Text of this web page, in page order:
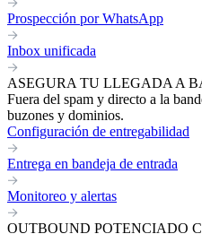
Prospección por WhatsApp
Inbox unificada
ASEGURA TU LLEGADA A
Fuera del spam y directo a la
buzones y dominios.
Configuración de entregabilidad
Entrega en bandeja de entrada
Monitoreo y alertas
OUTBOUND POTENCIADO